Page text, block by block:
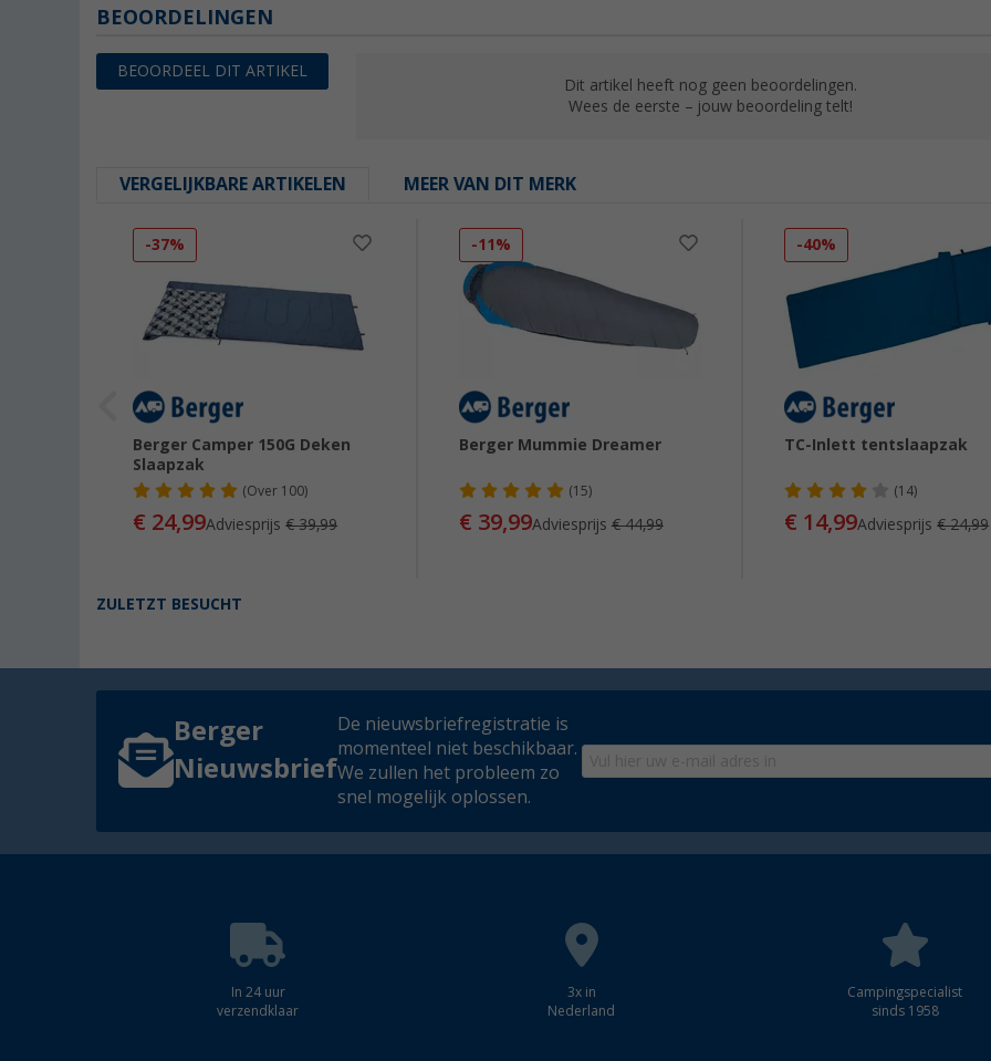
BEOORDELINGEN
BEOORDEEL DIT ARTIKEL
Dit artikel heeft nog geen beoordelingen.
Wees de eerste – jouw beoordeling telt!
VERGELIJKBARE ARTIKELEN MEER VAN DIT MERK
-37%
Berger Camper 150G Deken
Slaapzak
(Over 100)
€ 24,99Adviesprijs€ 39,99
-11%
Berger Mummie Dreamer
(15)
€ 39,99Adviesprijs € 44,99
-40%
TC-Inlett tentslaapzak
(14)
€ 14,99Adviesprijs€ 24,99
ZULETZT BESUCHT
Berger
Nieuwsbrief
De nieuwsbriefregistratie is
momenteel niet beschikbaar.
We zullen het probleem zo
snel mogelijk oplossen.
In 24 uur
verzendklaar
3x in
Nederland
Campingspecialist
sinds 1958